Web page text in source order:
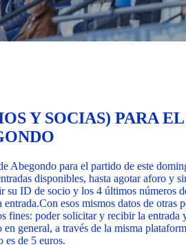
Y SOCIAS) PARA
Abegondo para el partido de este
disponibles, hasta agotar aforo y
su ID de socio y los 4 últimos
entrada.Con esos mismos datos de otras
fines: poder solicitar y recibir la
general, a través de la misma
es de 5 euros.